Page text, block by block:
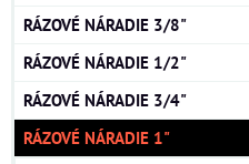
RÁZOVÉ NÁRADIE 3/8"
RÁZOVÉ NÁRADIE 1/2"
RÁZOVÉ NÁRADIE 3/4"
RÁZOVÉ NÁRADIE 1"